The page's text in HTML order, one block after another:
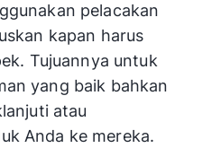
pelacakan
kapan harus
Tujuannya untuk
yang baik bahkan
atau
Anda ke mereka.